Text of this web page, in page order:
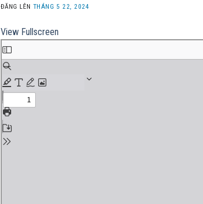
ĐĂNG LÊN THÁNG 5 22, 2024
View Fullscreen